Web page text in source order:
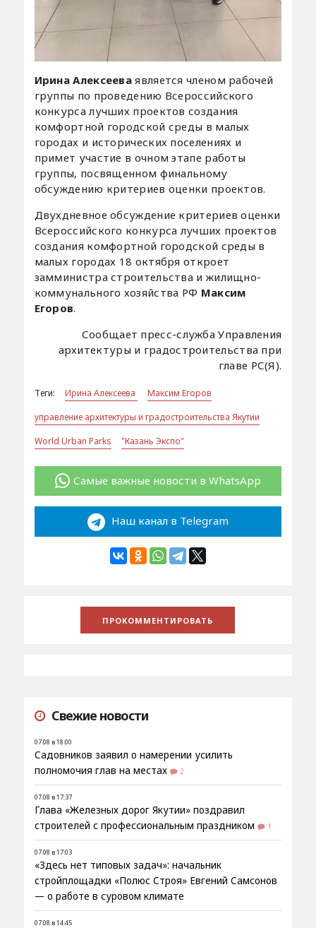
Ирина Алексеева является членом рабочей
группы по проведению Всероссийского
конкурса лучших проектов создания
комфортной городской среды в малых
городах и исторических поселениях и
примет участие в очном этапе работы
группы, посвященном финальному
обсуждению критериев оценки проектов.
Двухдневное обсуждение критериев оценки
Всероссийского конкурса лучших проектов
создания комфортной городской среды в
малых городах 18 октября откроет
замминистра строительства и жилищно-
коммунального хозяйства РФ Максим
Егоров.
Сообщает пресс-служба Управления
архитектуры и градостроительства при
главе РС(Я).
Теги: Ирина Алексеева
Максим Егоров
управление архитектуры и градостроительства Якутии
World Urban Parks
"Казань Экспо"
Самые важные новости в WhatsApp
Наш канал в Telegram
Свежие новости
07.08 в 18:00
Садовников заявил о намерении усилить
полномочия глав на местах
2
07.08 в 17:37
Глава «Железных дорог Якутии» поздравил
строителей с профессиональным праздником
1
07.08 в 17:03
«Здесь нет типовых задач»: начальник
стройплощадки «Полюс Строя» Евгений Самсонов
— о работе в суровом климате
07.08 в 14:45